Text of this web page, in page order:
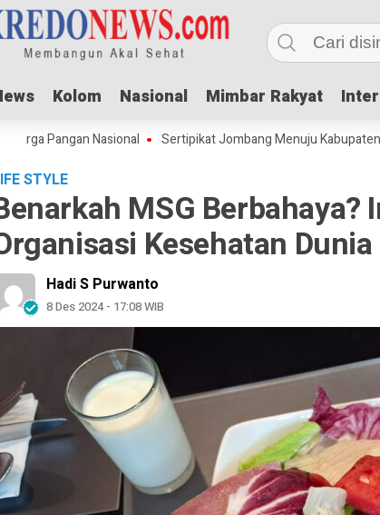
Kolom Nasional Mimbar Rakyat
Kolom Nasional Mimbar Rakyat
Nasional Sertipikat Jombang Menuju Kabupaten Bersih,
STYLE
MSG Berbahaya?
Kesehatan Dunia
Hadi S Purwanto
8 Des 2024 - 17:08 WIB